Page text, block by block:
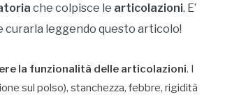
che colpisce le articolazioni. E’
curarla leggendo questo articolo!
la funzionalità delle articolazioni. I
sul polso), stanchezza, febbre, rigidità